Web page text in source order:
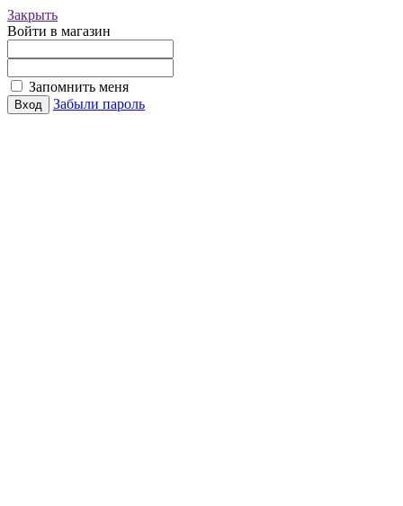
Закрыть
Войти в магазин
Запомнить меня
Забыли пароль